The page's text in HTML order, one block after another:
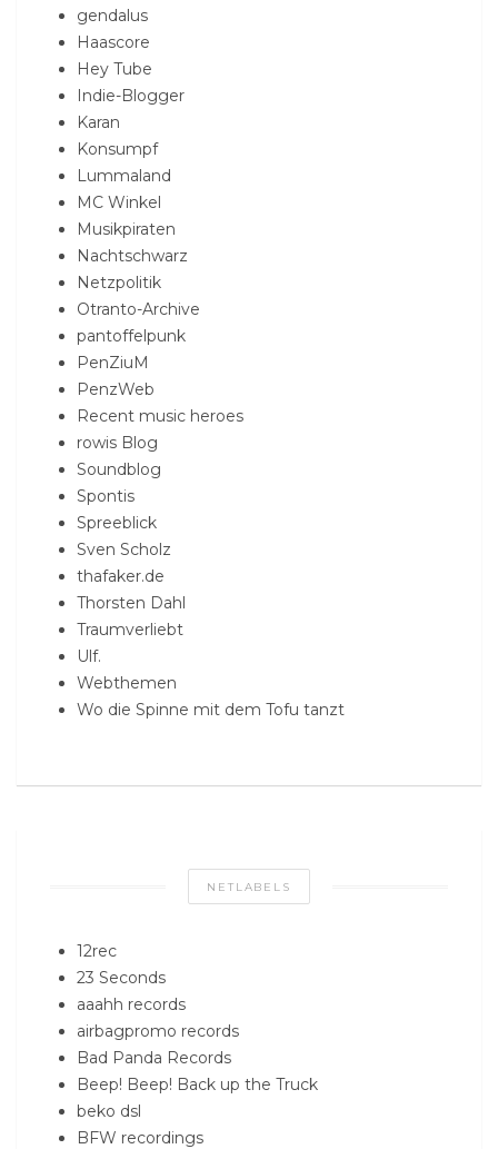
gendalus
Haascore
Hey Tube
Indie-Blogger
Karan
Konsumpf
Lummaland
MC Winkel
Musikpiraten
Nachtschwarz
Netzpolitik
Otranto-Archive
pantoffelpunk
PenZiuM
PenzWeb
Recent music heroes
rowis Blog
Soundblog
Spontis
Spreeblick
Sven Scholz
thafaker.de
Thorsten Dahl
Traumverliebt
Ulf.
Webthemen
Wo die Spinne mit dem Tofu tanzt
NETLABELS
12rec
23 Seconds
aaahh records
airbagpromo records
Bad Panda Records
Beep! Beep! Back up the Truck
beko dsl
BFW recordings